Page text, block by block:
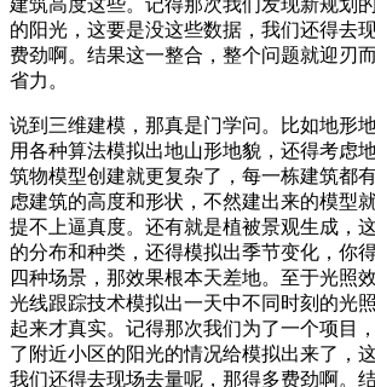
的阳光，这要是没这些数据，我们还得去
费劲啊。结果这一整合，整个问题就迎刃
省力。
说到三维建模，那真是门学问。比如地形
用各种算法模拟出地山形地貌，还得考虑
筑物模型创建就更复杂了，每一栋建筑都
虑建筑的高度和形状，不然建出来的模型
提不上逼真度。还有就是植被景观生成，
的分布和种类，还得模拟出季节变化，你
四种场景，那效果根本天差地。至于光照
光线跟踪技术模拟出一天中不同时刻的光
起来才真实。记得那次我们为了一个项目
了附近小区的阳光的情况给模拟出来了，
我们还得去现场去量呢，那得多费劲啊。